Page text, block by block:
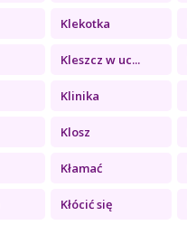
Klekotka
Kleszcz w uc...
Klinika
Klosz
Kłamać
Kłócić się